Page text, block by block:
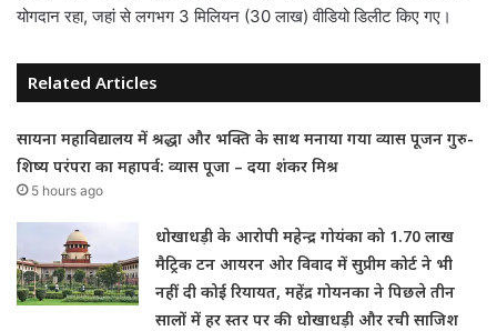
योगदान रहा, जहां से लगभग 3 मिलियन (30 लाख) वीडियो डिलीट किए गए।
Related Articles
सायना महाविद्यालय में श्रद्धा और भक्ति के साथ मनाया गया व्यास पूजन गुरु-
शिष्य परंपरा का महापर्व: व्यास पूजा – दया शंकर मिश्र
5 hours ago
धोखाधड़ी के आरोपी महेन्द्र गोयंका को 1.70 लाख
मैट्रिक टन आयरन ओर विवाद में सुप्रीम कोर्ट ने भी
नहीं दी कोई रियायत, महेंद्र गोयनका ने पिछले तीन
सालों में हर स्तर पर की धोखाधड़ी और रची साजिश